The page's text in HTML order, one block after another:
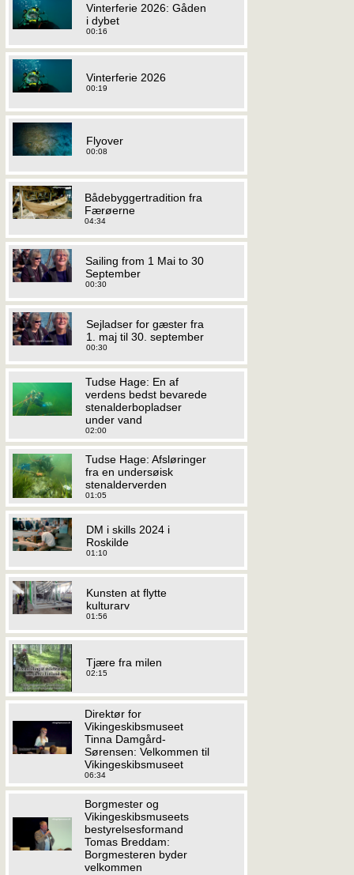
Vinterferie 2026: Gåden
i dybet
00:16
Vinterferie 2026
00:19
Flyover
00:08
Bådebyggertradition fra
Færøerne
04:34
Sailing from 1 Mai to 30
September
00:30
Sejladser for gæster fra
1. maj til 30. september
00:30
Tudse Hage: En af
verdens bedst bevarede
stenalderbopladser
under vand
02:00
Tudse Hage: Afsløringer
fra en undersøisk
stenalderverden
01:05
DM i skills 2024 i
Roskilde
01:10
Kunsten at flytte
kulturarv
01:56
Tjære fra milen
02:15
Direktør for
Vikingeskibsmuseet
Tinna Damgård-
Sørensen: Velkommen til
Vikingeskibsmuseet
06:34
Borgmester og
Vikingeskibsmuseets
bestyrelsesformand
Tomas Breddam:
Borgmesteren byder
velkommen